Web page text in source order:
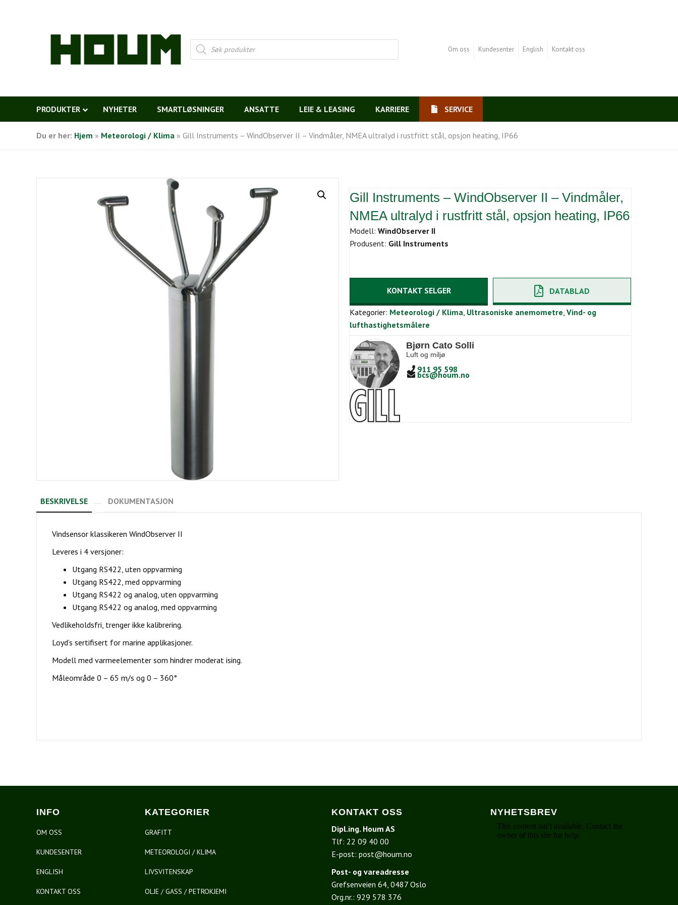
Products
search
Om oss Kundesenter English Kontakt oss
PRODUKTER NYHETER SMARTLØSNINGER ANSATTE LEIE & LEASING KARRIERE SERVICE
Du er her: Hjem » Meteorologi / Klima » Gill Instruments – WindObserver II – Vindmåler, NMEA ultralyd i rustfritt stål, opsjon heating, IP66
Gill Instruments – WindObserver II – Vindmåler,
NMEA ultralyd i rustfritt stål, opsjon heating, IP66
Modell: WindObserver II
Produsent: Gill Instruments
KONTAKT SELGER DATABLAD
Kategorier: Meteorologi / Klima Ultrasoniske anemometre Vind- og
lufthastighetsmålere
Bjørn Cato Solli
Luft og miljø
911 95 598
bcs@houm.no
BESKRIVELSE DOKUMENTASJON
Vindsensor klassikeren WindObserver II
Leveres i 4 versjoner:
Utgang RS422, uten oppvarming
Utgang RS422, med oppvarming
Utgang RS422 og analog, uten oppvarming
Utgang RS422 og analog, med oppvarming
Vedlikeholdsfri, trenger ikke kalibrering.
Loyd’s sertifisert for marine applikasjoner.
Modell med varmeelementer som hindrer moderat ising.
Måleområde 0 – 65 m/s og 0 – 360°
INFO
OM OSS
KUNDESENTER
ENGLISH
KONTAKT OSS
KATEGORIER
GRAFITT
METEOROLOGI / KLIMA
LIVSVITENSKAP
OLJE / GASS / PETROKJEMI
KONTAKT OSS
Dipl.ing. Houm AS
Tlf: 22 09 40 00
E-post: post@houm.no
Post- og vareadresse
Grefsenveien 64, 0487 Oslo
Org.nr.: 929 578 376
NYHETSBREV